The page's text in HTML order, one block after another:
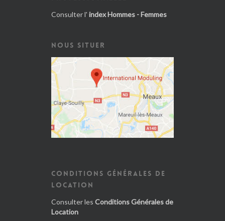
Consulter l' index Hommes - Femmes
NOUS SITUER
CONDITIONS GÉNÉRALES DE
LOCATION
Consulter les Conditions Générales de
Location